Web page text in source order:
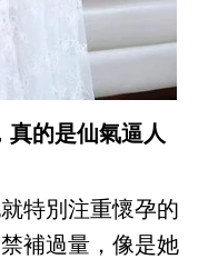
真的是仙氣逼人
特別注重懷孕的
補過量，像是她